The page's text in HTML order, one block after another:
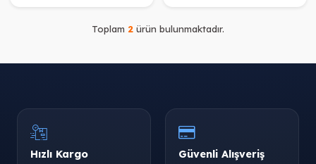
Toplam 2 ürün bulunmaktadır.
Hızlı Kargo Güvenli Alışveriş